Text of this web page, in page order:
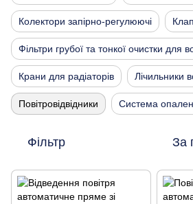
Колектори запірно-регулюючі
Фільтри грубої та тонкої очистки для
Крани для радіаторів Лічильники
Повітровідвідники Система
Фільтр За